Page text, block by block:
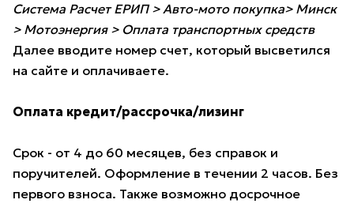
Система Расчет ЕРИП > Авто-мото покупка> Минск
> Мотоэнергия > Оплата транспортных средств
Далее вводите номер счет, который высветился
на сайте и оплачиваете.
Оплата кредит/рассрочка/лизинг
Срок - от 4 до 60 месяцев, без справок и
поручителей. Оформление в течении 2 часов. Без
первого взноса. Также возможно досрочное